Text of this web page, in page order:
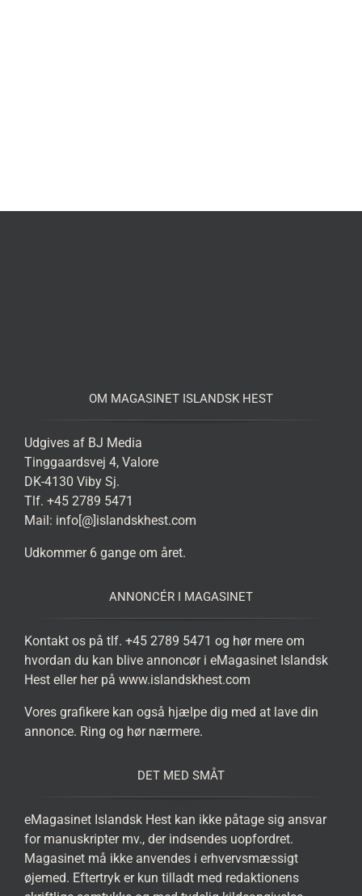
OM MAGASINET ISLANDSK HEST
Udgives af BJ Media
Tinggaardsvej 4, Valore
DK-4130 Viby Sj.
Tlf. +45 2789 5471
Mail: info[@]islandskhest.com
Udkommer 6 gange om året.
ANNONCÉR I MAGASINET
Kontakt os på tlf. +45 2789 5471 og hør mere om
hvordan du kan blive annoncør i eMagasinet Islandsk
Hest eller her på www.islandskhest.com
Vores grafikere kan også hjælpe dig med at lave din
annonce. Ring og hør nærmere.
DET MED SMÅT
eMagasinet Islandsk Hest kan ikke påtage sig ansvar
for manuskripter mv., der indsendes uopfordret.
Magasinet må ikke anvendes i erhvervsmæssigt
øjemed. Eftertryk er kun tilladt med redaktionens